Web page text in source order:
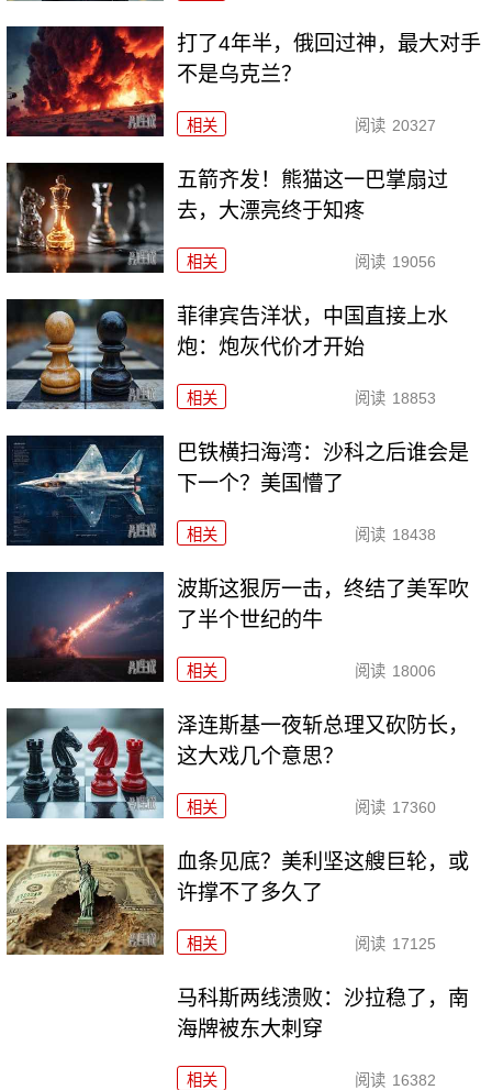
打了4年半，俄回过神，最大对手
不是乌克兰？
相关 阅读 20327
五箭齐发！熊猫这一巴掌扇过
去，大漂亮终于知疼
相关 阅读 19056
菲律宾告洋状，中国直接上水
炮：炮灰代价才开始
相关 阅读 18853
巴铁横扫海湾：沙科之后谁会是
下一个？美国懵了
相关 阅读 18438
波斯这狠厉一击，终结了美军吹
了半个世纪的牛
相关 阅读 18006
泽连斯基一夜斩总理又砍防长，
这大戏几个意思？
相关 阅读 17360
血条见底？美利坚这艘巨轮，或
许撑不了多久了
相关 阅读 17125
马科斯两线溃败：沙拉稳了，南
海牌被东大刺穿
相关 阅读 16382